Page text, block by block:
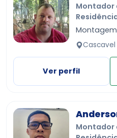
Montador
Cascavel
Ver perfil
Montador